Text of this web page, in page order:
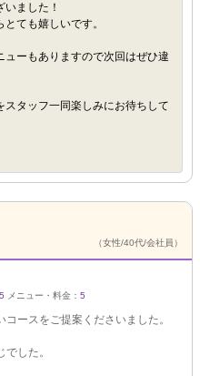
ました！
ても嬉しいです。
ーもありますので次回はぜひ違
タッフ一同楽しみにお待ちして
（女性/40代/会社員）
5 メニュー・料金： 5
ースをご提案くださいました。
した。